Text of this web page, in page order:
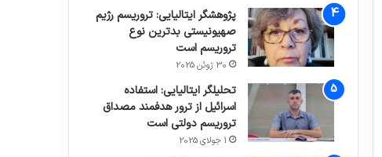
پژوهشگر ایتالیایی: تروریسم رژیم
صهیونیستی بدترین نوع
تروریسم است
30 ژوئن 2025
تحلیلگر ایتالیایی: استفاده
اسرائیل از ترور هدفمند مصداق
تروریسم دولتی است
1 جولای 2025